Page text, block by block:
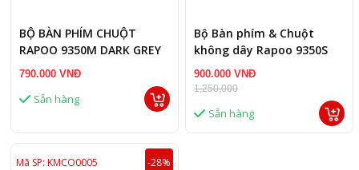
BỘ BÀN PHÍM CHUỘT
RAPOO 9350M DARK GREY
790.000 VNĐ
Sẵn hàng
Bộ Bàn phím & Chuột
không dây Rapoo 9350S
MuIti đen
900.000 VNĐ
1,250,000
Sẵn hàng
Mã SP: KMCO0005 -28%